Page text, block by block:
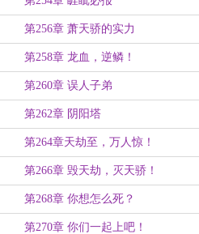
第256章 萧天骄的实力
第258章 龙血，逆鳞！
第260章 误人子弟
第262章 阴阳塔
第264章天劫至，万人惊！
第266章 毁天劫，灭天骄！
第268章 你想怎么死？
第270章 你们一起上吧！